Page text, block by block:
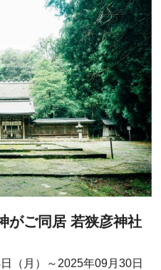
がご同居 若狭彦神社
（月）～2025年09月30日